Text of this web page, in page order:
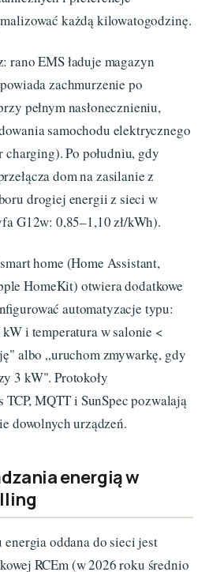
każdą kilowatogodzinę.
rano EMS ładuje magazyn
zachmurzenie po
pełnym nasłonecznieniu,
samochodu elektrycznego
Po południu, gdy
dom na zasilanie z
drogiej energii z sieci w
G12w: 0,85–1,10 zł/kWh).
home (Home Assistant,
HomeKit) otwiera dodatkowe
automatyzacje typu:
i temperatura w salonie <
albo „uruchom zmywarkę, gdy
3 kW". Protokoły
MQTT i SunSpec pozwalają
dowolnych urządzeń.
energią w
oddana do sieci jest
RCEm (w 2026 roku średnio